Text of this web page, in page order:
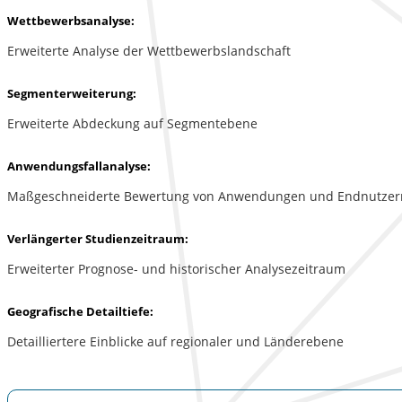
Wettbewerbsanalyse:
Erweiterte Analyse der Wettbewerbslandschaft
Segmenterweiterung:
Erweiterte Abdeckung auf Segmentebene
Anwendungsfallanalyse:
Maßgeschneiderte Bewertung von Anwendungen und
Verlängerter Studienzeitraum:
Erweiterter Prognose- und historischer Analysezeitraum
Geografische Detailtiefe:
Detailliertere Einblicke auf regionaler und Länderebene